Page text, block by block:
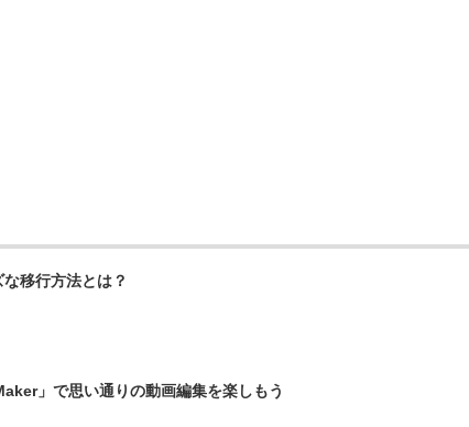
移行方法とは？
」で思い通りの動画編集を楽しもう